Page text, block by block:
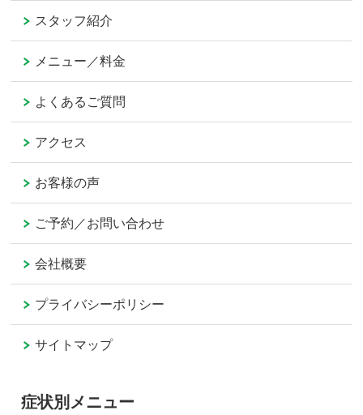
スタッフ紹介
メニュー／料金
よくあるご質問
アクセス
お客様の声
ご予約／お問い合わせ
会社概要
プライバシーポリシー
サイトマップ
症状別メニュー